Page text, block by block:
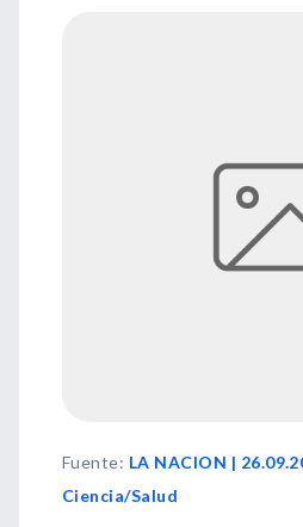
Fuente: LA NACION |
Ciencia/Salud